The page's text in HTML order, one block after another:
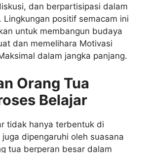
dan berpartisipasi dalam
Lingkungan positif semacam ini
untuk membangun budaya
dan memelihara Motivasi
dalam jangka panjang.
Orang Tua
Belajar
tidak hanya terbentuk di
dipengaruhi oleh suasana
tua berperan besar dalam